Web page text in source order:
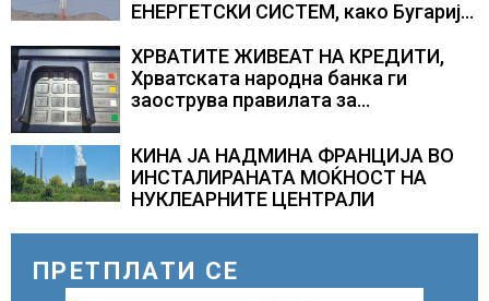
ЕНЕРГЕТСКИ СИСТЕМ, како Бугарија
складирање на енергија од батерии
ХРВАТИТЕ ЖИВЕАТ НА КРЕДИТИ,
Хрватската народна банка ги
заострува правилата за
зголемени ризици во финансискиот
систем
КИНА ЈА НАДМИНА ФРАНЦИЈА ВО
ИНСТАЛИРАНАТА МОЌНОСТ НА
НУКЛЕАРНИТЕ ЦЕНТРАЛИ
ПРЕТПЛАТИ СЕ